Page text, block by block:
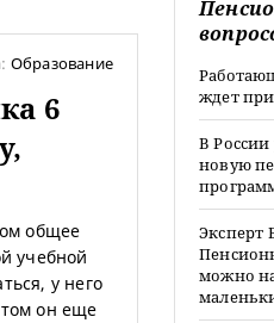
Образование
6
общее
учебной
у него
он еще
ждет
В
новую
Эксперт
можно